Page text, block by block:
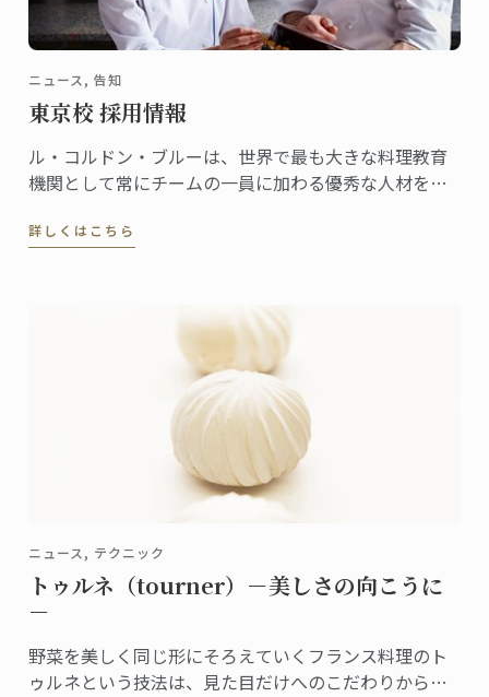
ニュース, 告知
東京校 採用情報
ル・コルドン・ブルーは、世界で最も大きな料理教育
機関として常にチームの一員に加わる優秀な人材を探
詳しくはこちら
ニュース, テクニック
トゥルネ（tourner）－美しさの向こうに
－
野菜を美しく同じ形にそろえていくフランス料理のト
ゥルネという技法は、見た目だけへのこだわりから生